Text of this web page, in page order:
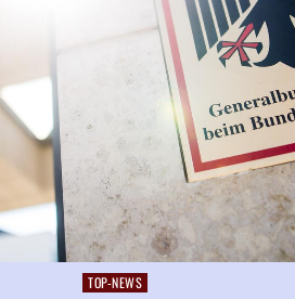
Posted
TOP-NEWS